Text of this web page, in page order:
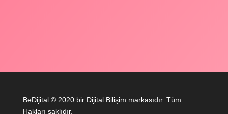
BeDijital © 2020 bir Dijital Bilişim markasıdır. Tüm
Hakları saklıdır.